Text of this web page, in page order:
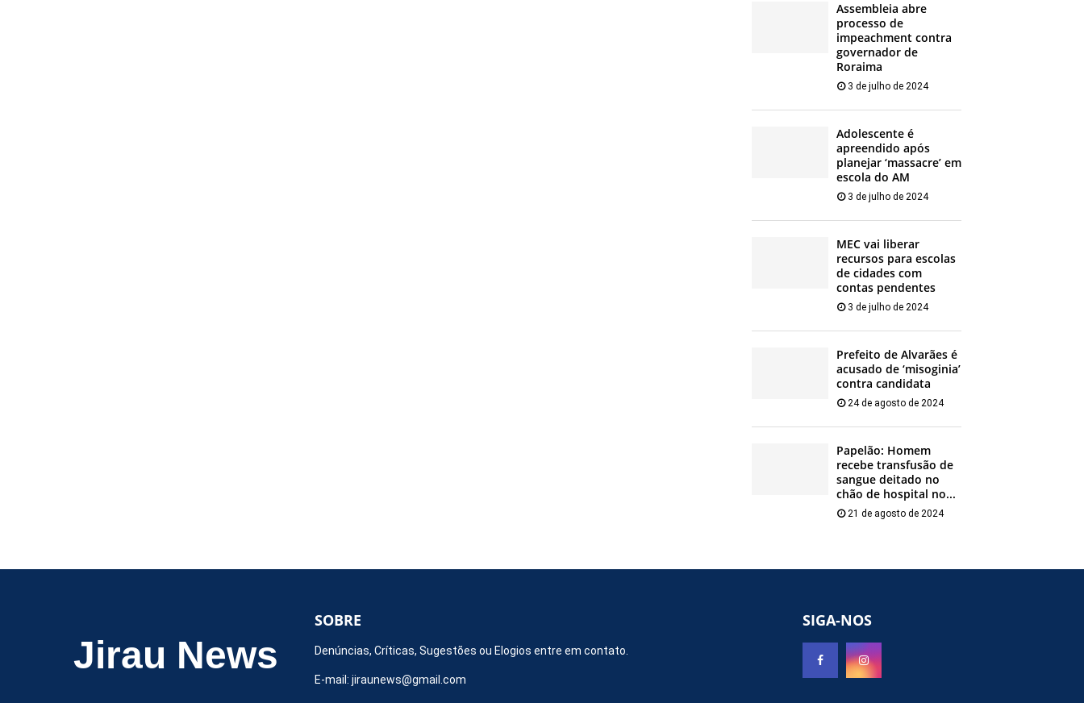
Assembleia abre
processo de
impeachment contra
governador de
Roraima
3 de julho de 2024
Adolescente é
apreendido após
planejar ‘massacre’ em
escola do AM
3 de julho de 2024
MEC vai liberar
recursos para escolas
de cidades com
contas pendentes
3 de julho de 2024
Prefeito de Alvarães é
acusado de ‘misoginia’
contra candidata
24 de agosto de 2024
Papelão: Homem
recebe transfusão de
sangue deitado no
chão de hospital no...
21 de agosto de 2024
Jirau News
SOBRE
Denúncias, Críticas, Sugestões ou Elogios entre em contato.
E-mail: jiraunews@gmail.com
SIGA-NOS